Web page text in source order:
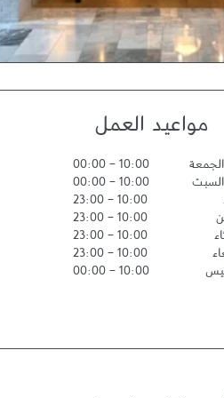
مواعيد العمل
10:00
-
00:00
10:00
-
00:00
10:00
-
23:00
10:00
-
23:00
10:00
-
23:00
10:00
-
23:00
10:00
-
00:00